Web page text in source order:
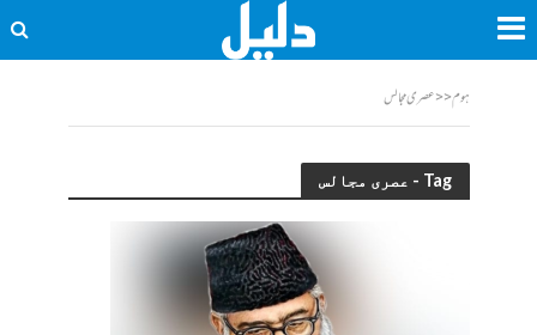
ہوم<<عصری مجالس
Tag - عصری مجالس